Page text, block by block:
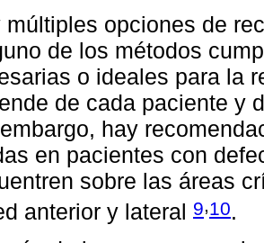
múltiples opciones de
de los métodos
o ideales para la
de cada paciente y
hay
en pacientes con
sobre las áreas
anterior y lateral 9,10.